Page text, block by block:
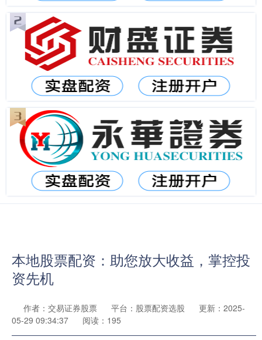
本地股票配资：助您放大收益，掌控投
资先机
作者：交易证券股票 平台：股票配资选股
更新：2025-
05-29 09:34:37
阅读：195